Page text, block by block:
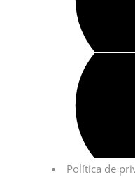
Política de